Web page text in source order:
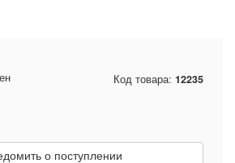
Код товара: 12235
о поступлении